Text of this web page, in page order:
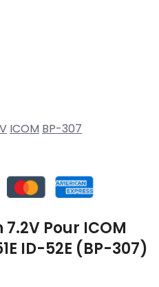
ICOM BP-307
Pour ICOM
ID-52E (BP-307)